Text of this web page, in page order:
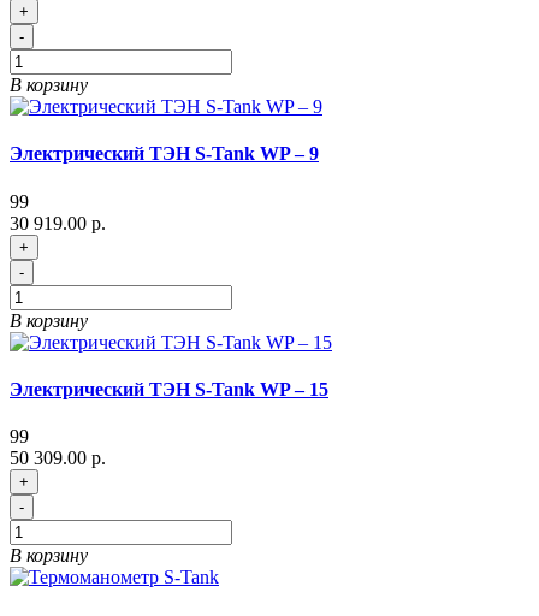
+
-
В корзину
Электрический ТЭН S-Tank WP – 9
99
30 919.00 р.
+
-
В корзину
Электрический ТЭН S-Tank WP – 15
99
50 309.00 р.
+
-
В корзину